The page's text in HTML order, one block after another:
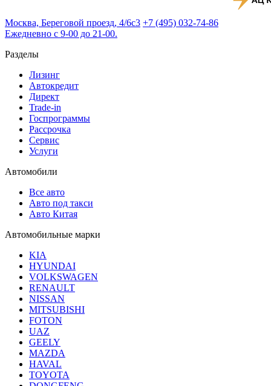
Москва, Береговой проезд, 4/6с3 +7 (495) 032-74-86
Ежедневно с 9-00 до 21-00.
Разделы
Лизинг
Автокредит
Директ
Trade-in
Госпрограммы
Рассрочка
Сервис
Услуги
Автомобили
Все авто
Авто под такси
Авто Китая
Автомобильные марки
KIA
HYUNDAI
VOLKSWAGEN
RENAULT
NISSAN
MITSUBISHI
FOTON
UAZ
GEELY
MAZDA
HAVAL
TOYOTA